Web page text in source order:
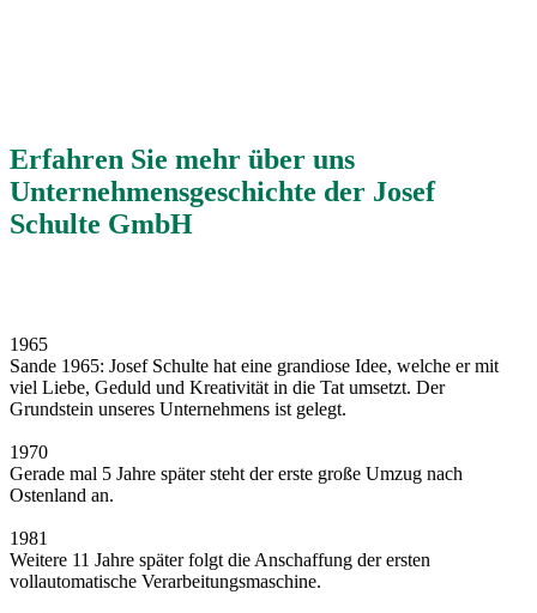
Erfahren Sie mehr über uns
Unternehmensgeschichte der Josef
Schulte GmbH
1965
Sande 1965: Josef Schulte hat eine grandiose Idee, welche er mit
viel Liebe, Geduld und Kreativität in die Tat umsetzt. Der
Grundstein unseres Unternehmens ist gelegt.
1970
Gerade mal 5 Jahre später steht der erste große Umzug nach
Ostenland an.
1981
Weitere 11 Jahre später folgt die Anschaffung der ersten
vollautomatische Verarbeitungsmaschine.